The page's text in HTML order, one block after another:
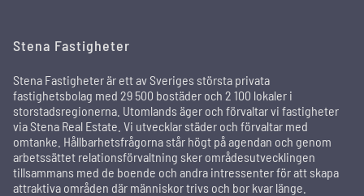
Stena Fastigheter
Stena Fastigheter är ett av Sveriges största privata
fastighetsbolag med 29 500 bostäder och 2 100 lokaler i
storstadsregionerna. Utomlands äger och förvaltar vi fastigheter
via Stena Real Estate. Vi utvecklar städer och förvaltar med
omtanke. Hållbarhetsfrågorna står högt på agendan och genom
arbetssättet relationsförvaltning sker områdesutvecklingen
tillsammans med de boende och andra intressenter för att skapa
attraktiva områden där människor trivs och bor kvar länge.